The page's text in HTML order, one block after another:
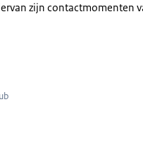
zijn contactmomenten
stellen zich aan elkaar voor